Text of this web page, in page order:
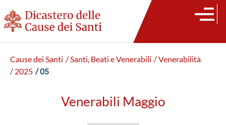
Cause dei Santi / Santi, Beati e Venerabili / Venerabilità
/ 2025 / 05
Venerabili Maggio